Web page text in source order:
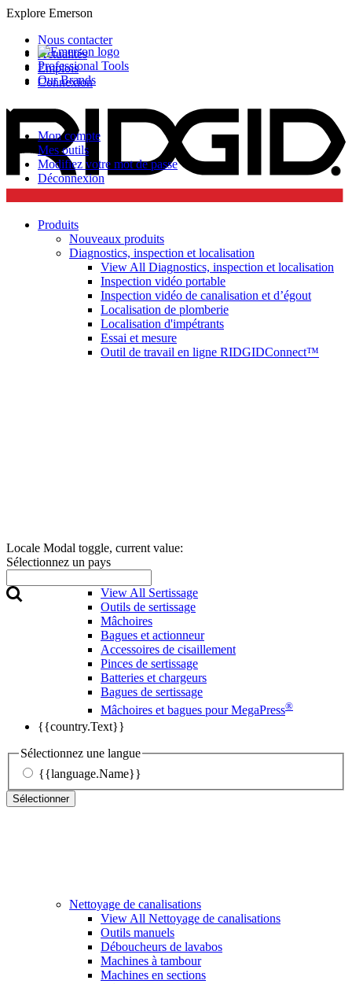
Explore Emerson
Professional Tools
Our Brands
Nous contacter
Actualités
Emplois
Connexion
Mon compte
Mes outils
Modifiez votre mot de passe
Déconnexion
Locale Modal toggle, current value:
Sélectionnez un pays
{{country.Text}}
Sélectionnez une langue
{{language.Name}}
Sélectionner
Produits
Nouveaux produits
Diagnostics, inspection et localisation
View All Diagnostics, inspection et localisation
Inspection vidéo portable
Inspection vidéo de canalisation et d’égout
Localisation de plomberie
Localisation d'impétrants
Essai et mesure
Outil de travail en ligne RIDGIDConnect™
View All Sertissage
Outils de sertissage
Mâchoires
Bagues et actionneur
Accessoires de cisaillement
Pinces de sertissage
Batteries et chargeurs
Bagues de sertissage
Mâchoires et bagues pour MegaPress®
Nettoyage de canalisations
View All Nettoyage de canalisations
Outils manuels
Déboucheurs de lavabos
Machines à tambour
Machines en sections